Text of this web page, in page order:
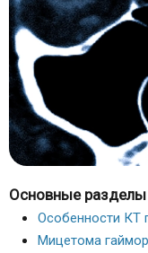
Основные разделы
Особенности КТ
Мицетома